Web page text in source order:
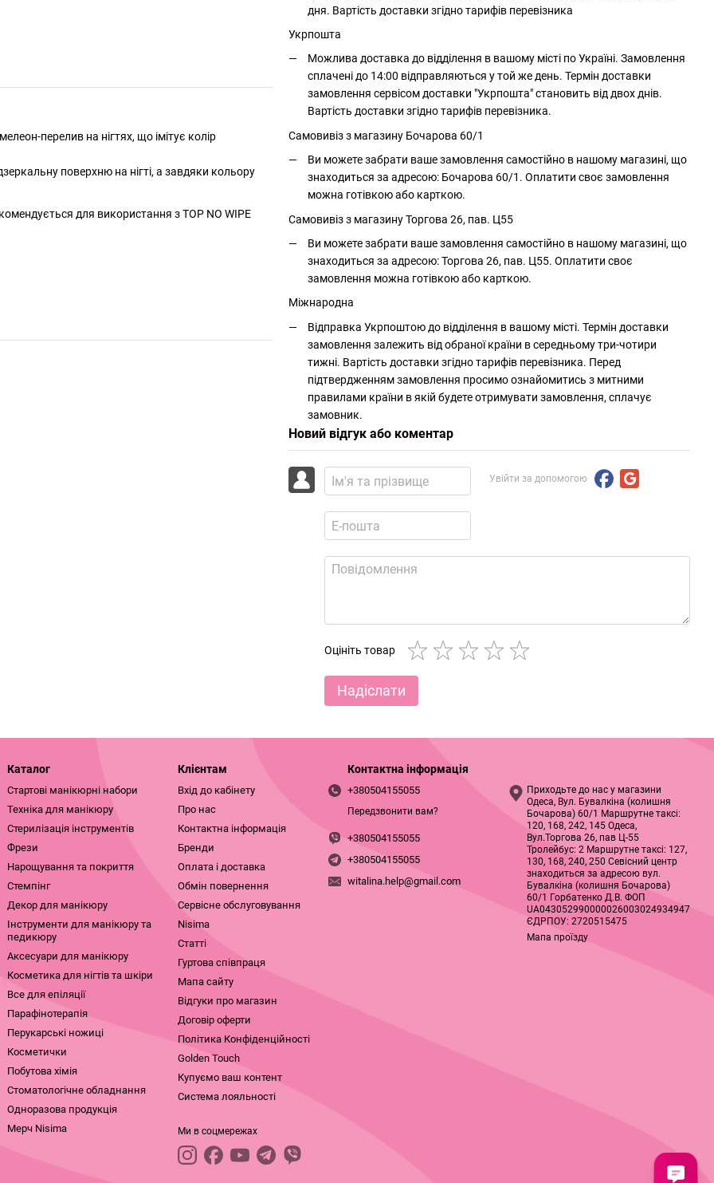
перелив на нігтях, що імітує колір
поверхню на нігті, а завдяки кольору
для використання з TOP NO WIPE
дня. Вартість доставки згідно тарифів перевізника
Укрпошта
Можлива доставка до відділення в вашому місті по Україні. Замовлення
сплачені до 14:00 відправляються у той же день. Термін доставки
замовлення сервісом доставки "Укрпошта" становить від двох днів.
Вартість доставки згідно тарифів перевізника.
Самовивіз з магазину Бочарова 60/1
Ви можете забрати ваше замовлення самостійно в нашому магазині, що
знаходиться за адресою: Бочарова 60/1. Оплатити своє замовлення
можна готівкою або карткою.
Самовивіз з магазину Торгова 26, пав. Ц55
Ви можете забрати ваше замовлення самостійно в нашому магазині, що
знаходиться за адресою: Торгова 26, пав. Ц55. Оплатити своє
замовлення можна готівкою або карткою.
Міжнародна
Відправка Укрпоштою до відділення в вашому місті. Термін доставки
замовлення залежить від обраної країни в середньому три-чотири
тижні. Вартість доставки згідно тарифів перевізника. Перед
підтвердженням замовлення просимо ознайомитись з митними
правилами країни в якій будете отримувати замовлення, сплачує
замовник.
Новий відгук або коментар
Увійти за допомогою
Оцініть товар
Надіслати
Каталог
Стартові манікюрні набори
Техніка для манікюру
Стерилізація інструментів
Фрези
Нарощування та покриття
Стемпінг
Декор для манікюру
Інструменти для манікюру та
педикюру
Аксесуари для манікюру
Косметика для нігтів та шкіри
Все для епіляції
Парафінотерапія
Перукарські ножиці
Косметички
Побутова хімія
Стоматологічне обладнання
Одноразова продукція
Мерч Nisima
Клієнтам
Вхід до кабінету
Про нас
Контактна інформація
Бренди
Оплата і доставка
Обмін повернення
Сервісне обслуговування
Nisima
Статті
Гуртова співпраця
Мапа сайту
Відгуки про магазин
Договір оферти
Політика Конфіденційності
Golden Touch
Купуємо ваш контент
Система лояльності
Ми в соцмережах
Контактна інформація
+380504155055
Передзвонити вам?
+380504155055
+380504155055
witalina.help@gmail.com
Приходьте до нас у магазини
Одеса, Вул. Бувалкіна (колишня
Бочарова) 60/1 Маршрутне таксі:
120, 168, 242, 145 Одеса,
Вул.Торгова 26, пав Ц-55
Тролейбус: 2 Маршрутне таксі: 127,
130, 168, 240, 250 Севісний центр
знаходиться за адресою вул.
Бувалкіна (колишня Бочарова)
60/1 Горбатенко Д.В. ФОП
UA043052990000026003024934947
ЄДРПОУ: 2720515475
Мапа проїзду